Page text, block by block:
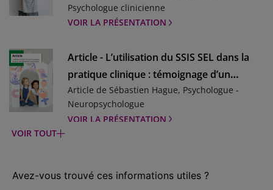
édition
De 6 ans à 16 ans 11 mois
VOIR LE TEST
BSS - Échelle d'idéation suicidaire de Beck
À partir de 17 ans Évaluation de la sévérité de
l’idéation suicidaire
VOIR LE TEST
désespoir pour repérer l’intention suicidaire
Psychologue clinicienne
VOIR LA PRÉSENTATION
Article - L’utilisation du SSIS SEL dans la
pratique clinique : témoignage d’un
psychologue
Article de Sébastien Hague, Psychologue -
Neuropsychologue
VOIR LA PRÉSENTATION
l’enfant : le diagnostic différentiel suffit-il ?
VOIR TOUT